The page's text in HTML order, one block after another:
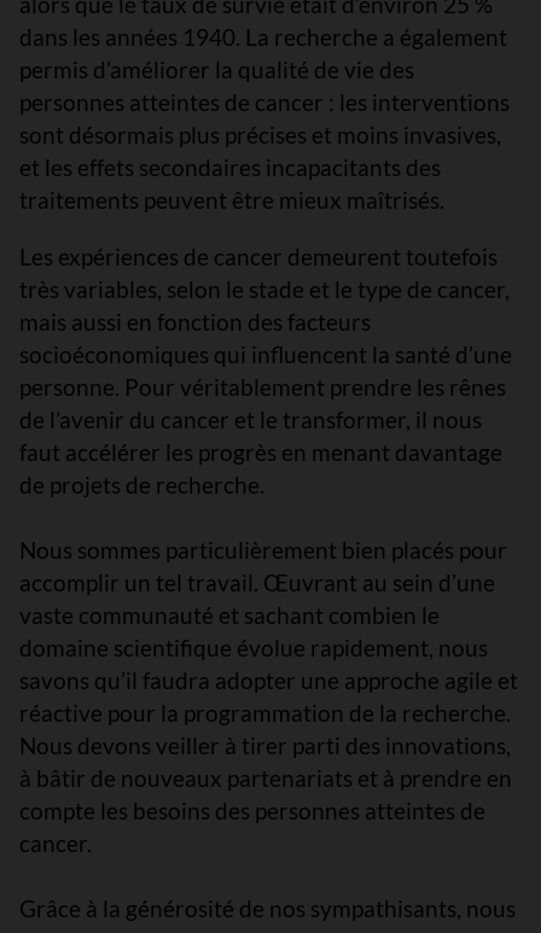
dans les années 1940. La recherche a également
permis d’améliorer la qualité de vie des
personnes atteintes de cancer : les interventions
sont désormais plus précises et moins invasives,
et les effets secondaires incapacitants des
traitements peuvent être mieux maîtrisés.
Les expériences de cancer demeurent toutefois
très variables, selon le stade et le type de cancer,
mais aussi en fonction des facteurs
socioéconomiques qui influencent la santé d’une
personne. Pour véritablement prendre les rênes
de l’avenir du cancer et le transformer, il nous
faut accélérer les progrès en menant davantage
de projets de recherche.
Nous sommes particulièrement bien placés pour
accomplir un tel travail. Œuvrant au sein d’une
vaste communauté et sachant combien le
domaine scientifique évolue rapidement, nous
savons qu’il faudra adopter une approche agile et
réactive pour la programmation de la recherche.
Nous devons veiller à tirer parti des innovations,
à bâtir de nouveaux partenariats et à prendre en
compte les besoins des personnes atteintes de
cancer.
Grâce à la générosité de nos sympathisants, nous